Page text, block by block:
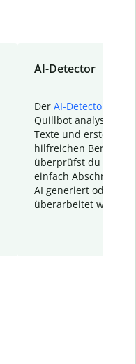
AI-Detector
Der AI-Detector
Quillbot analysiert
Texte und erstellt
hilfreichen Bericht.
überprüfst du
einfach Abschnitte,
AI generiert oder
überarbeitet wurden.